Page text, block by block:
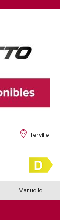
Terville
Manuelle